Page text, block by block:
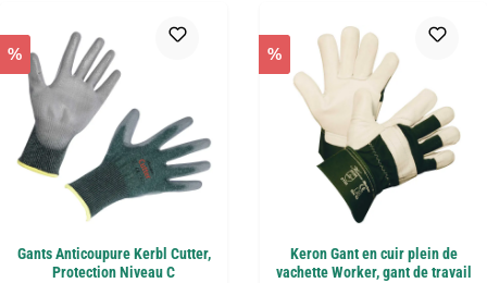
%
Gants Anticoupure Kerbl Cutter,
Protection Niveau C
%
Keron Gant en cuir plein de
vachette Worker, gant de travail